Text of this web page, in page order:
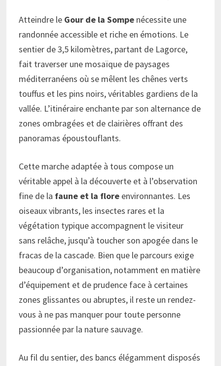
Atteindre le Gour de la Sompe nécessite une
randonnée accessible et riche en émotions. Le
sentier de 3,5 kilomètres, partant de Lagorce,
fait traverser une mosaïque de paysages
méditerranéens où se mêlent les chênes verts
touffus et les pins noirs, véritables gardiens de la
vallée. L’itinéraire enchante par son alternance de
zones ombragées et de clairières offrant des
panoramas époustouflants.
Cette marche adaptée à tous compose un
véritable appel à la découverte et à l’observation
fine de la faune et la flore environnantes. Les
oiseaux vibrants, les insectes rares et la
végétation typique accompagnent le visiteur
sans relâche, jusqu’à toucher son apogée dans le
fracas de la cascade. Bien que le parcours exige
beaucoup d’organisation, notamment en matière
d’équipement et de prudence face à certaines
zones glissantes ou abruptes, il reste un rendez-
vous à ne pas manquer pour toute personne
passionnée par la nature sauvage.
Au fil du sentier, des bancs élégamment disposés